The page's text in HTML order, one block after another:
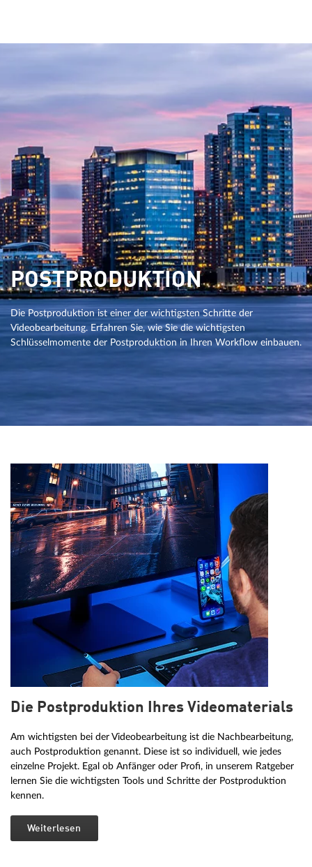
POSTPRODUKTION
Die Postproduktion ist einer der wichtigsten Schritte der
Videobearbeitung. Erfahren Sie, wie Sie die wichtigsten
Schlüsselmomente der Postproduktion in Ihren Workflow einbauen.
Die Postproduktion Ihres Videomaterials
Am wichtigsten bei der Videobearbeitung ist die Nachbearbeitung,
auch Postproduktion genannt. Diese ist so individuell, wie jedes
einzelne Projekt. Egal ob Anfänger oder Profi, in unserem Ratgeber
lernen Sie die wichtigsten Tools und Schritte der Postproduktion
kennen.
Weiterlesen